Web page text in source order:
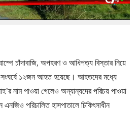
চাঁদাবাজি, অপহরণ ও আধিপত্য বিস্তার নিয়ে
১২জন আহত হয়েছে। আহতদের মধ্যে
নাম পাওয়া গেলেও অন্যান্যদের পরিচয় পাওয়া
পরিচালিত হাসপাতালে চিকিৎসাধীন